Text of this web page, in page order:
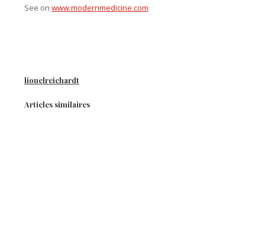
See on www.modernmedicine.com
lionelreichardt
Articles similaires